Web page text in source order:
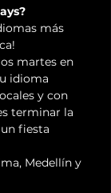
más
martes en
idioma
y con
terminar la
fiesta
Medellín y